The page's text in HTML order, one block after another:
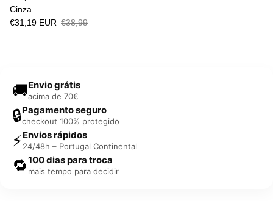
Cinza
€31,19 EUR €38,99
🚚Envio grátis
acima de 70€
🔒Pagamento seguro
checkout 100% protegido
⚡Envios rápidos
24/48h – Portugal Continental
🔁100 dias para troca
mais tempo para decidir